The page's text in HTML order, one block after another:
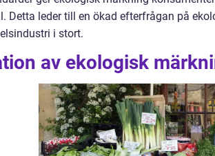
Detta leder till en ökad efterfrågan på
i stort.
av ekologisk